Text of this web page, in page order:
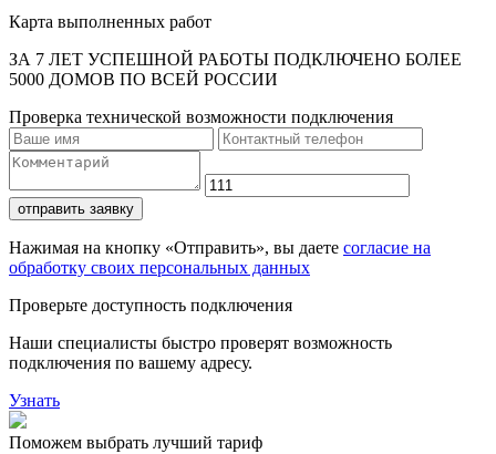
Карта выполненных работ
ЗА 7 ЛЕТ УСПЕШНОЙ РАБОТЫ ПОДКЛЮЧЕНО БОЛЕЕ
5000 ДОМОВ ПО ВСЕЙ РОССИИ
Проверка технической возможности подключения
отправить заявку
Нажимая на кнопку «Отправить», вы даете согласие на
обработку своих персональных данных
Проверьте доступность подключения
Наши специалисты быстро проверят возможность
подключения по вашему адресу.
Узнать
Поможем выбрать лучший тариф